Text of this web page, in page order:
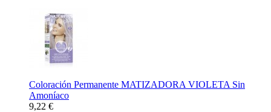
Coloración Permanente MATIZADORA VIOLETA Sin
Amoníaco
9,22 €